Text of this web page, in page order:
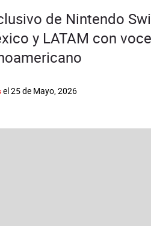
el25 de Mayo, 2026
de Nintendo
y LATAM con